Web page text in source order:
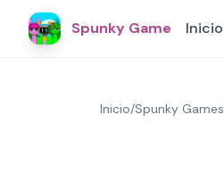
Spunky Game Inicio
Inicio/Spunky Games